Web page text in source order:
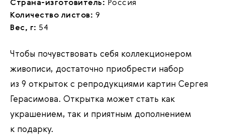
Страна-изготовитель: Россия
Количество листов: 9
Вес, г: 54
Чтобы почувствовать себя коллекционером
живописи, достаточно приобрести набор
из 9 открыток с репродукциями картин Сергея
Герасимова. Открытка может стать как
украшением, так и приятным дополнением
к подарку.